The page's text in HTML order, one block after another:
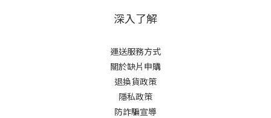
深入了解
運送服務方式
關於缺片申購
退換貨政策
隱私政策
防詐騙宣導